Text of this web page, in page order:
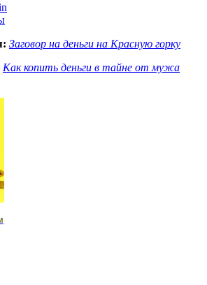
Заговор на деньги на Красную горку
Как копить деньги в тайне от мужа